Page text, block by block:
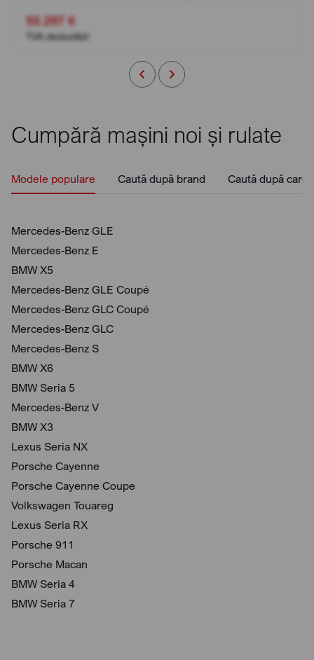
55.297 €
TVA deductibil
Cumpără mașini noi și rulate
Modele populare Caută după brand Caută după
Mercedes-Benz GLE
Mercedes-Benz E
BMW X5
Mercedes-Benz GLE Coupé
Mercedes-Benz GLC Coupé
Mercedes-Benz GLC
Mercedes-Benz S
BMW X6
BMW Seria 5
Mercedes-Benz V
BMW X3
Lexus Seria NX
Porsche Cayenne
Porsche Cayenne Coupe
Volkswagen Touareg
Lexus Seria RX
Porsche 911
Porsche Macan
BMW Seria 4
BMW Seria 7